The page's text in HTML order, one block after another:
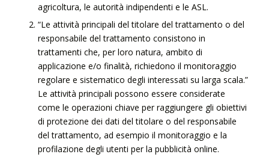
agricoltura, le autorità indipendenti e le ASL.
“Le attività principali del titolare del trattamento o del
responsabile del trattamento consistono in
trattamenti che, per loro natura, ambito di
applicazione e/o finalità, richiedono il monitoraggio
regolare e sistematico degli interessati su larga scala.”
Le attività principali possono essere considerate
come le operazioni chiave per raggiungere gli obiettivi
di protezione dei dati del titolare o del responsabile
del trattamento, ad esempio il monitoraggio e la
profilazione degli utenti per la pubblicità online.